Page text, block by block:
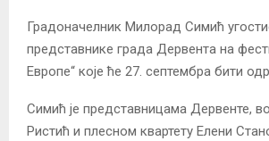
Градоначелник Милорад Симић
представнике града Дервента на
Европе“ које ће 27. септембра бити
Симић је представницама Дервенте,
Ристић и плесном квартету Елени